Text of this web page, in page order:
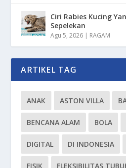
Ciri Rabies Kucing
Sepelekan
Agu 5, 2026 | RAGAM
ARTIKEL TAG
ANAK ASTON VILLA
BENCANA ALAM BOLA
DIGITAL DI INDONESIA
FISIK FLEKSIBILITAS